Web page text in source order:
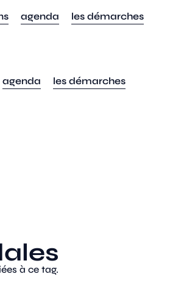
agenda les démarches
agenda les démarches
à ce tag.